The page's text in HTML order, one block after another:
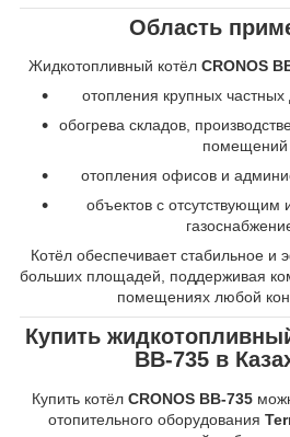
Область
Жидкотопливный котёл CRONOS
отопления крупных
обогрева складов,
помещений
отопления офисов и
объектов с отсутствующим
Котёл обеспечивает стабильное и
больших площадей, поддерживая
помещениях любой
Купить
BB-735 в
Купить котёл CRONOS BB-735
отопительного оборудования